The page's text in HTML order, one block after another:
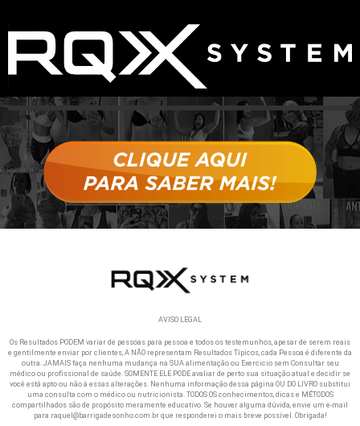
AVISO LEGAL
Os Resultados PODEM variar de pessoas para pessoa e todos os testemunhos, apesar de serem reais
e gentilmente enviar por clientes, A NÃO representam Resultados Típicos, cada Pessoa é diferente da
outra. JAMAIS faça nenhuma mudança na SUA alimentação ou Exercicio sem Consultar seu
médico ou profissional de saúde. SOMENTE ELE PODE avaliar de perto sua situação atual e decidir se
você está apto ou não à essas alterações. Nenhuma informação dessa página OU DO LIVRO substitui
uma consulta com o médico ou nutricionista. TODOS OS conhecimentos, dicas e MÉTODOS
compartilhados são de propósito meramente educativo. Se houver alguma dúvida, envie um e-mail
para raquel@barrigadesonho.com.br que responderei o mais breve possível. Obrigada!